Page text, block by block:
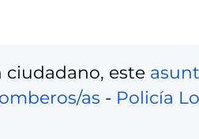
ciudadano, este
as - Policía